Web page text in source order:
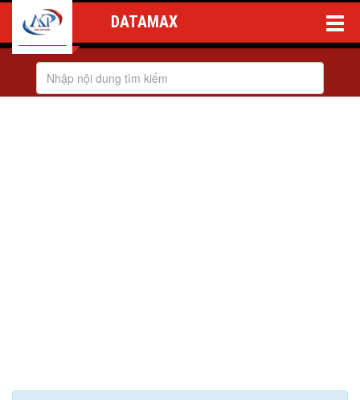
Toggle
DATAMAX